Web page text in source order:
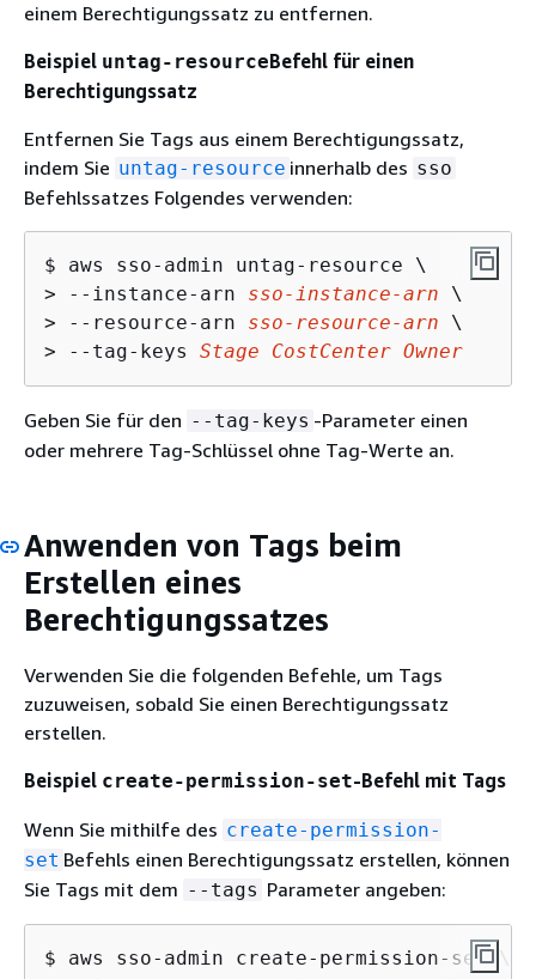
einem Berechtigungssatz zu entfernen.
Beispiel untag-resourceBefehl für einen
Berechtigungssatz
Entfernen Sie Tags aus einem Berechtigungssatz,
indem Sie untag-resource innerhalb des sso
Befehlssatzes Folgendes verwenden:
$
>
--instance-arn sso-instance-arn
>
--resource-arn sso-resource-arn
>
--tag-keys Stage CostCenter Owner
Geben Sie für den --tag-keys -Parameter einen
oder mehrere Tag-Schlüssel ohne Tag-Werte an.
Anwenden von Tags beim
Erstellen eines
Berechtigungssatzes
Verwenden Sie die folgenden Befehle, um Tags
zuzuweisen, sobald Sie einen Berechtigungssatz
erstellen.
Beispiel create-permission-set-Befehl mit Tags
Wenn Sie mithilfe des create-permission-
set Befehls einen Berechtigungssatz erstellen, können
Sie Tags mit dem --tags Parameter angeben:
$